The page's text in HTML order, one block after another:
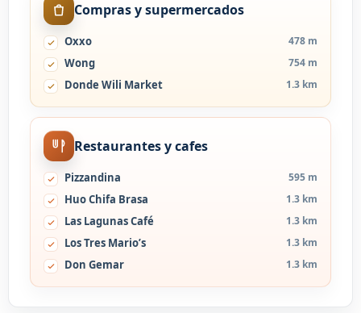
Compras y supermercados
Oxxo 478 m
Wong 754 m
Donde Wili Market 1.3 km
Restaurantes y cafes
Pizzandina 595 m
Huo Chifa Brasa 1.3 km
Las Lagunas Café 1.3 km
Los Tres Mario’s 1.3 km
Don Gemar 1.3 km